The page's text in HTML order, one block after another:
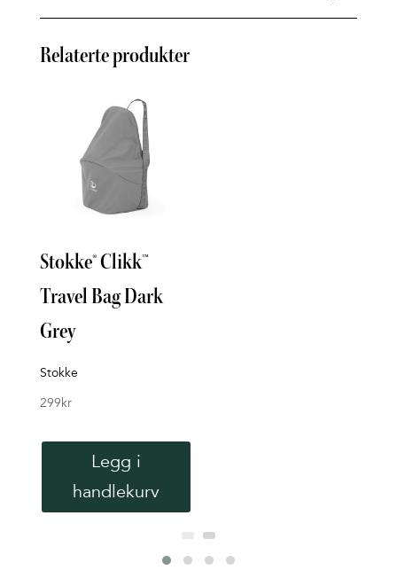
Relaterte produkter
Stokke® Clikk™
Travel Bag Dark
Grey
Stokke
299kr
Legg i
handlekurv